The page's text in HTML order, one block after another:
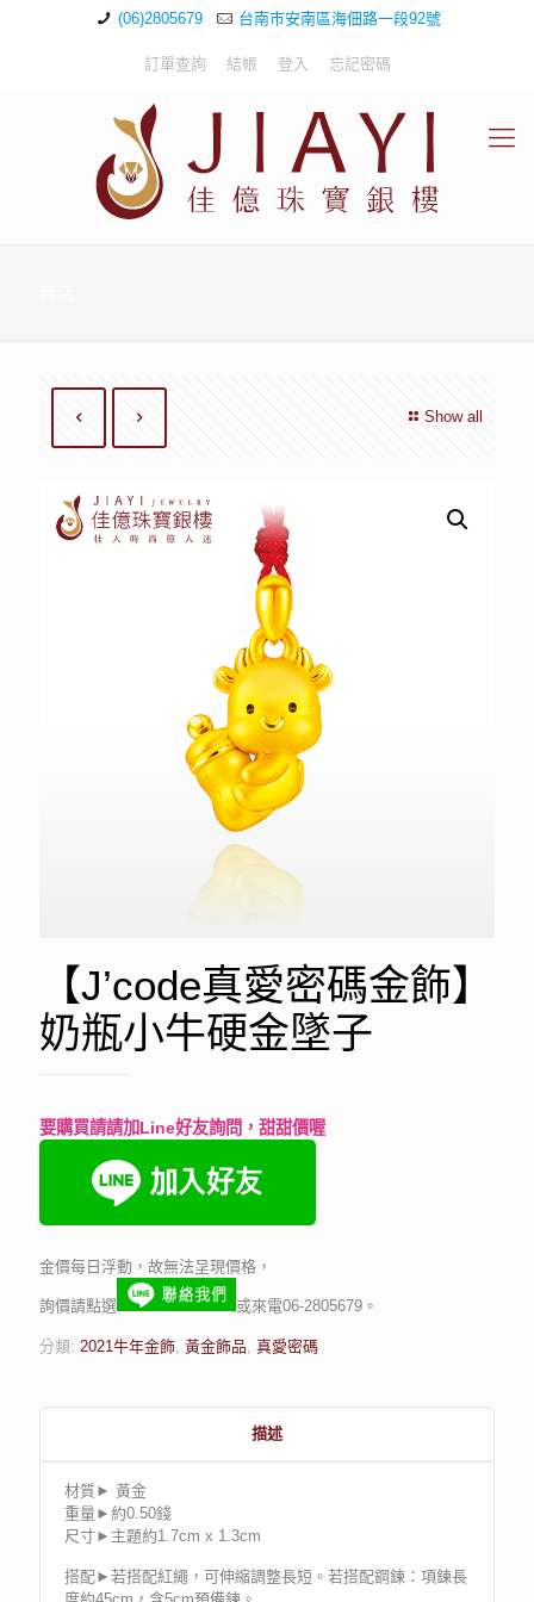
(06)2805679 台南市安南區海佃路一段92號
訂單查詢 結帳 登入 忘記密碼
Show all
【J’code真愛密碼金飾】
奶瓶小牛硬金墜子
要購買請請加Line好友詢問，甜甜價喔
金價每日浮動，故無法呈現價格，
詢價請點選 或來電06-2805679。
分類: 2021牛年金飾 黃金飾品 真愛密碼
描述
材質► 黃金
重量►約0.50錢
尺寸►主題約1.7cm x 1.3cm
搭配►若搭配紅繩，可伸縮調整長短。若搭配鋼鍊：項鍊長